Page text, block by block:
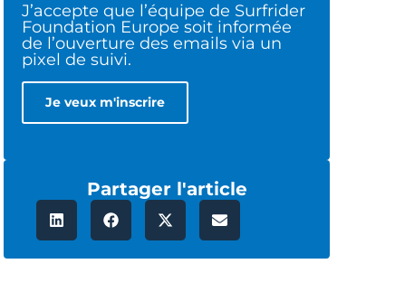
J’accepte que l’équipe de Surfrider
Foundation Europe soit informée
de l’ouverture des emails via un
pixel de suivi.
Partager l'article